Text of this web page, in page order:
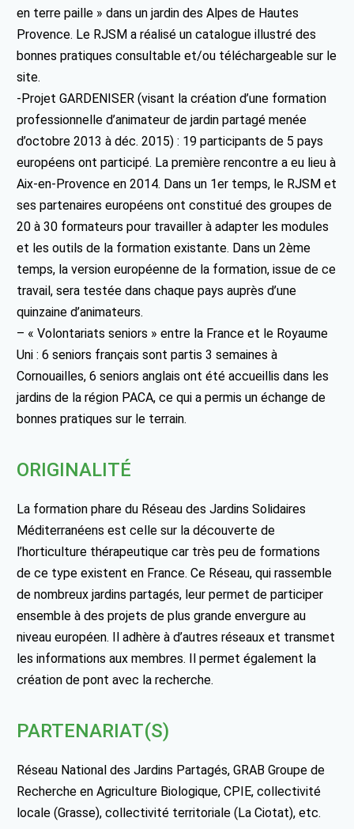
en terre paille » dans un jardin des Alpes de Hautes
Provence. Le RJSM a réalisé un catalogue illustré des
bonnes pratiques consultable et/ou téléchargeable sur le
site.
-Projet GARDENISER (visant la création d’une formation
professionnelle d’animateur de jardin partagé menée
d’octobre 2013 à déc. 2015) : 19 participants de 5 pays
européens ont participé. La première rencontre a eu lieu à
Aix-en-Provence en 2014. Dans un 1er temps, le RJSM et
ses partenaires européens ont constitué des groupes de
20 à 30 formateurs pour travailler à adapter les modules
et les outils de la formation existante. Dans un 2ème
temps, la version européenne de la formation, issue de ce
travail, sera testée dans chaque pays auprès d’une
quinzaine d’animateurs.
– « Volontariats seniors » entre la France et le Royaume
Uni : 6 seniors français sont partis 3 semaines à
Cornouailles, 6 seniors anglais ont été accueillis dans les
jardins de la région PACA, ce qui a permis un échange de
bonnes pratiques sur le terrain.
ORIGINALITÉ
La formation phare du Réseau des Jardins Solidaires
Méditerranéens est celle sur la découverte de
l’horticulture thérapeutique car très peu de formations
de ce type existent en France. Ce Réseau, qui rassemble
de nombreux jardins partagés, leur permet de participer
ensemble à des projets de plus grande envergure au
niveau européen. Il adhère à d’autres réseaux et transmet
les informations aux membres. Il permet également la
création de pont avec la recherche.
PARTENARIAT(S)
Réseau National des Jardins Partagés, GRAB Groupe de
Recherche en Agriculture Biologique, CPIE, collectivité
locale (Grasse), collectivité territoriale (La Ciotat), etc.